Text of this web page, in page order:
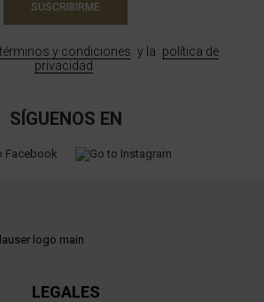
SUSCRIBIRME
términos y condiciones y la política de
privacidad
SÍGUENOS EN
LEGALES